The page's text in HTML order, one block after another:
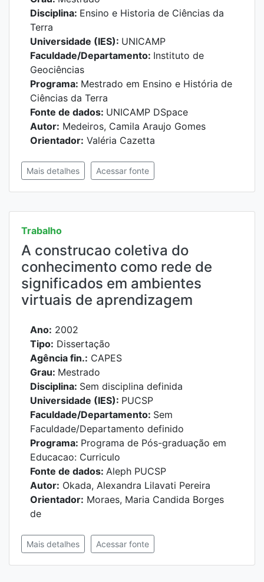
Disciplina: Ensino e Historia de Ciências da
Terra
Universidade (IES): UNICAMP
Faculdade/Departamento: Instituto de
Geociências
Programa: Mestrado em Ensino e História de
Ciências da Terra
Fonte de dados: UNICAMP DSpace
Autor: Medeiros, Camila Araujo Gomes
Orientador: Valéria Cazetta
Mais detalhes Acessar fonte
Trabalho
A construcao coletiva do
conhecimento como rede de
significados em ambientes
virtuais de aprendizagem
Ano: 2002
Tipo: Dissertação
Agência fin.: CAPES
Grau: Mestrado
Disciplina: Sem disciplina definida
Universidade (IES): PUCSP
Faculdade/Departamento: Sem
Faculdade/Departamento definido
Programa: Programa de Pós-graduação em
Educacao: Curriculo
Fonte de dados: Aleph PUCSP
Autor: Okada, Alexandra Lilavati Pereira
Orientador: Moraes, Maria Candida Borges
de
Mais detalhes Acessar fonte